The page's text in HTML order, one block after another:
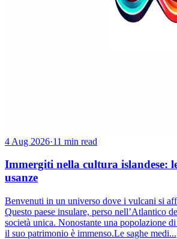
4 Aug 2026·11 min read
Immergiti nella cultura islandese:
usanze
Benvenuti in un universo dove i vulcani si
Questo paese insulare, perso nell’Atlantico
società unica. Nonostante una popolazione
il suo patrimonio è immenso.Le saghe medi...